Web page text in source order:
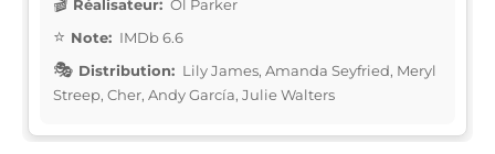
Réalisateur: Ol Parker
Note: IMDb 6.6
Distribution: Lily James, Amanda Seyfried, Meryl
Streep, Cher, Andy García, Julie Walters